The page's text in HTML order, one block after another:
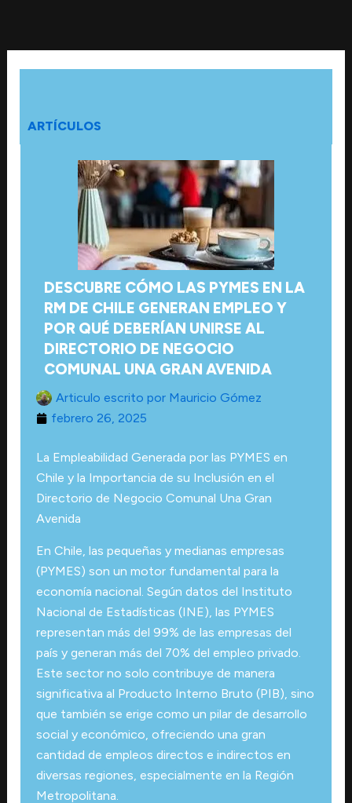
contenido
ARTÍCULOS
DESCUBRE CÓMO LAS PYMES EN LA
RM DE CHILE GENERAN EMPLEO Y
POR QUÉ DEBERÍAN UNIRSE AL
DIRECTORIO DE NEGOCIO
COMUNAL UNA GRAN AVENIDA
Articulo escrito porMauricio Gómez
febrero 26, 2025
La Empleabilidad Generada por las PYMES en
Chile y la Importancia de su Inclusión en el
Directorio de Negocio Comunal Una Gran
Avenida
En Chile, las pequeñas y medianas empresas
(PYMES) son un motor fundamental para la
economía nacional. Según datos del Instituto
Nacional de Estadísticas (INE), las PYMES
representan más del 99% de las empresas del
país y generan más del 70% del empleo privado.
Este sector no solo contribuye de manera
significativa al Producto Interno Bruto (PIB), sino
que también se erige como un pilar de desarrollo
social y económico, ofreciendo una gran
cantidad de empleos directos e indirectos en
diversas regiones, especialmente en la Región
Metropolitana.